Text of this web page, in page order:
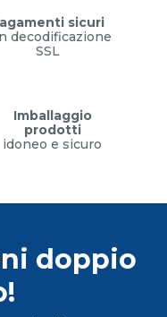
sicuri
decodificazione
SSL
Imballaggio
prodotti
idoneo e sicuro
doppio